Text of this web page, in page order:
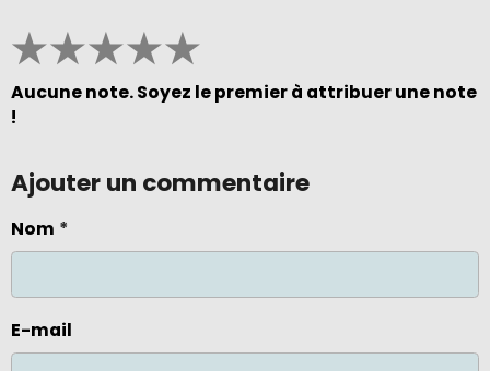
★★★★★
Aucune note. Soyez le premier à attribuer une note
!
Ajouter un commentaire
Nom
E-mail